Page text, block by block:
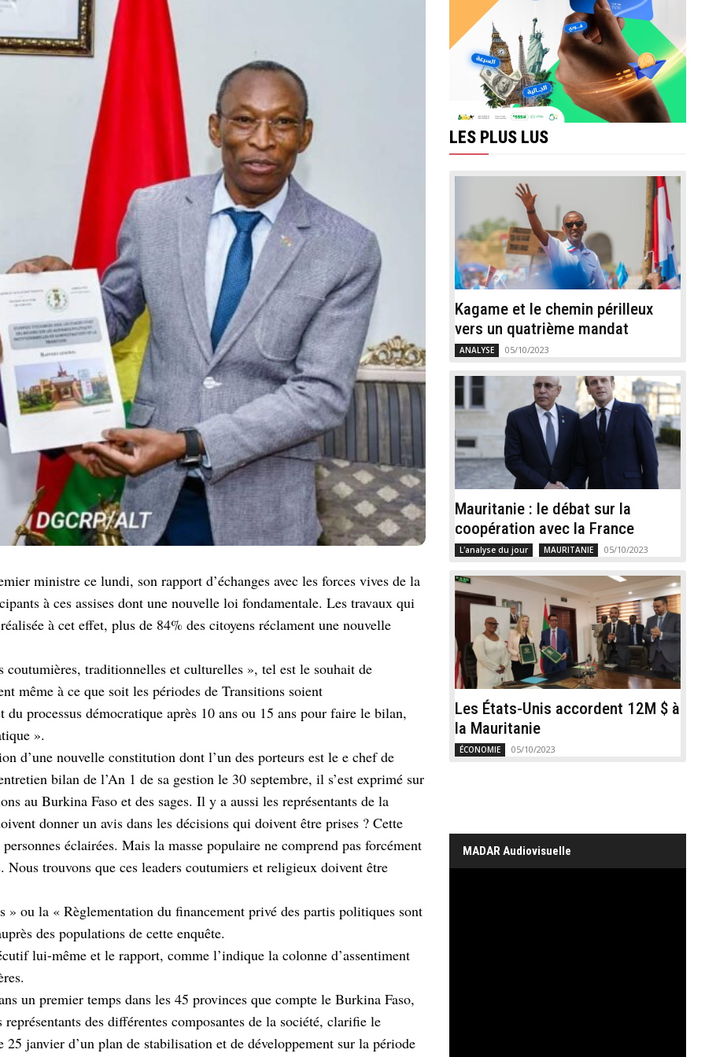
ministre ce lundi, son rapport d’échanges avec les forces vives de la
à ces assises dont une nouvelle loi fondamentale. Les travaux qui
à cet effet, plus de 84% des citoyens réclament une nouvelle
traditionnelles et culturelles », tel est le souhait de
même à ce que soit les périodes de Transitions soient
processus démocratique après 10 ans ou 15 ans pour faire le bilan,
».
d’une nouvelle constitution dont l’un des porteurs est le e chef de
bilan de l’An 1 de sa gestion le 30 septembre, il s’est exprimé sur
au Burkina Faso et des sages. Il y a aussi les représentants de la
donner un avis dans les décisions qui doivent être prises ? Cette
éclairées. Mais la masse populaire ne comprend pas forcément
trouvons que ces leaders coutumiers et religieux doivent être
» ou la « Règlementation du financement privé des partis politiques sont
des populations de cette enquête.
lui-même et le rapport, comme l’indique la colonne d’assentiment
un premier temps dans les 45 provinces que compte le Burkina Faso,
des différentes composantes de la société, clarifie le
janvier d’un plan de stabilisation et de développement sur la période
LES PLUS LUS
Kagame et le chemin périlleux
vers un quatrième mandat
ANALYSE 05/10/2023
Mauritanie : le débat sur la
coopération avec la France
L'analyse du jour MAURITANIE 05/10/2023
Les États-Unis accordent 12M $ à
la Mauritanie
ÉCONOMIE 05/10/2023
MADAR Audiovisuelle